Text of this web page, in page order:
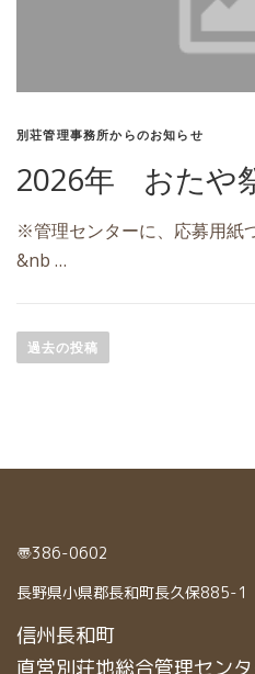
別荘管理事務所からのお知らせ
2026年 おたや
※管理センターに、応募用紙
&nb …
稿
ゲ
シ
ン
過去の投稿
〠386-0602
長野県小県郡長和町長久保885-1
信州長和町
直営別荘地総合管理セン